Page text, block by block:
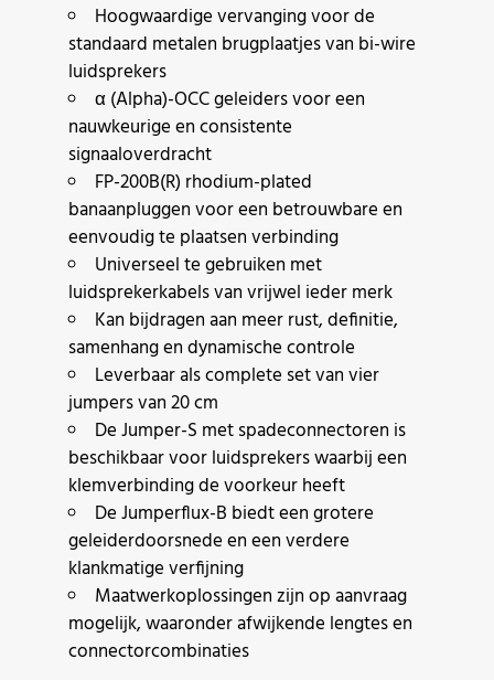
Hoogwaardige vervanging voor de
standaard metalen brugplaatjes van bi-wire
luidsprekers
α (Alpha)-OCC geleiders voor een
nauwkeurige en consistente
signaaloverdracht
FP-200B(R) rhodium-plated
banaanpluggen voor een betrouwbare en
eenvoudig te plaatsen verbinding
Universeel te gebruiken met
luidsprekerkabels van vrijwel ieder merk
Kan bijdragen aan meer rust, definitie,
samenhang en dynamische controle
Leverbaar als complete set van vier
jumpers van 20 cm
De Jumper-S met spadeconnectoren is
beschikbaar voor luidsprekers waarbij een
klemverbinding de voorkeur heeft
De Jumperflux-B biedt een grotere
geleiderdoorsnede en een verdere
klankmatige verfijning
Maatwerkoplossingen zijn op aanvraag
mogelijk, waaronder afwijkende lengtes en
connectorcombinaties